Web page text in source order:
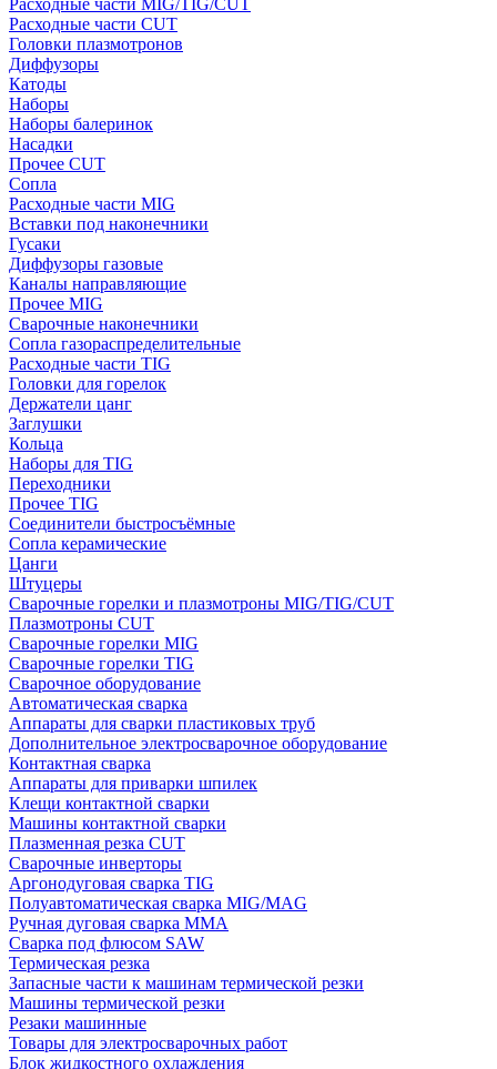
Расходные части MIG/TIG/CUT
Расходные части CUT
Головки плазмотронов
Диффузоры
Катоды
Наборы
Наборы балеринок
Насадки
Прочее CUT
Сопла
Расходные части MIG
Вставки под наконечники
Гусаки
Диффузоры газовые
Каналы направляющие
Прочее MIG
Сварочные наконечники
Сопла газораспределительные
Расходные части TIG
Головки для горелок
Держатели цанг
Заглушки
Кольца
Наборы для TIG
Переходники
Прочее TIG
Соединители быстросъёмные
Сопла керамические
Цанги
Штуцеры
Сварочные горелки и плазмотроны MIG/TIG/CUT
Плазмотроны CUT
Сварочные горелки MIG
Сварочные горелки TIG
Сварочное оборудование
Автоматическая сварка
Аппараты для сварки пластиковых труб
Дополнительное электросварочное оборудование
Контактная сварка
Аппараты для приварки шпилек
Клещи контактной сварки
Машины контактной сварки
Плазменная резка CUT
Сварочные инверторы
Аргонодуговая сварка TIG
Полуавтоматическая сварка MIG/MAG
Ручная дуговая сварка MMA
Сварка под флюсом SAW
Термическая резка
Запасные части к машинам термической резки
Машины термической резки
Резаки машинные
Товары для электросварочных работ
Блок жидкостного охлаждения